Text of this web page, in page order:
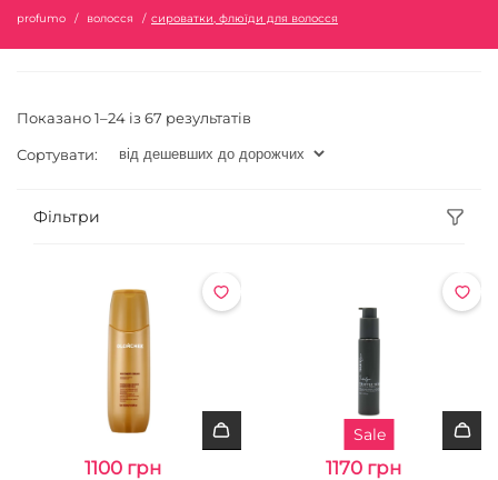
profumo волосся сироватки, флюїди для волосся
Показано 1–24 із 67 результатів
Сортувати:
Фільтри
1100 грн
Sale
1170 грн